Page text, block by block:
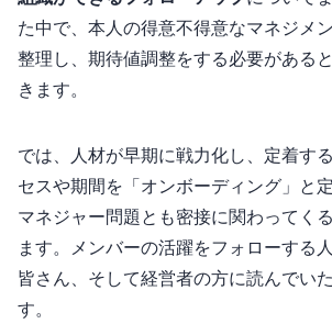
た中で、本人の得意不得意なマネジメ
整理し、期待値調整をする必要がある
きます。
Omboでは、人材が早期に戦力化し、定着
セスや期間を「オンボーディング」と
マネジャー問題とも密接に関わってく
ます。メンバーの活躍をフォローする
皆さん、そして経営者の方に読んでい
す。